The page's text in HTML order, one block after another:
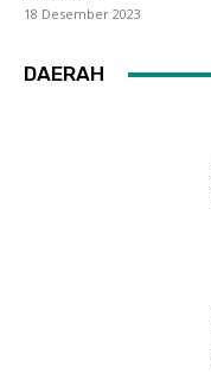
18 Desember 2023
DAERAH